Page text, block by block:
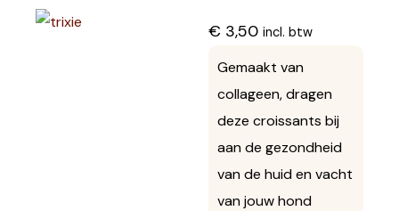
€ 3,50 incl. btw
Gemaakt van
collageen, dragen
deze croissants bij
aan de gezondheid
van de huid en vacht
van jouw hond